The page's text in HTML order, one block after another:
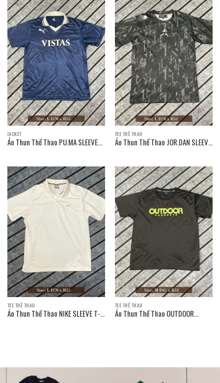
JACKET
Áo Thun Thể Thao PU.MA SLEEVE
TEE THỂ THAO
Áo Thun Thể Thao JOR.DAN SLEEVE
TEE THỂ THAO
Áo Thun Thể Thao NIKE SLEEVE T-
TEE THỂ THAO
Áo Thun Thể Thao OUTDOOR